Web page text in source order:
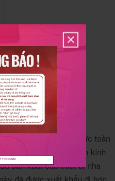
THÔNG BÁO
sản xuất máy tăm nước toàn
Quốc. Với hơn 10 năm kinh
sản xuất các thiết bị nha